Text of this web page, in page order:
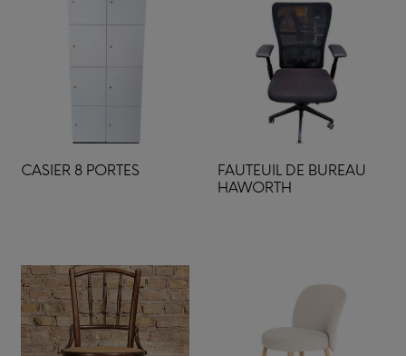
CASIER 8 PORTES
FAUTEUIL DE BUREAU
HAWORTH